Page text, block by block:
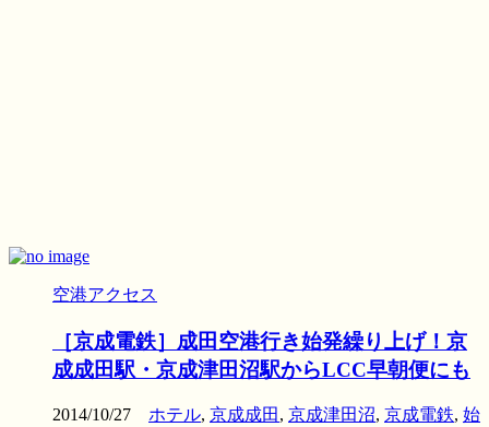
空港アクセス
［京成電鉄］成田空港行き始発繰り上げ！京
成成田駅・京成津田沼駅からLCC早朝便にも
2014/10/27 ホテル, 京成成田 , 京成津田沼, 京成電鉄, 始